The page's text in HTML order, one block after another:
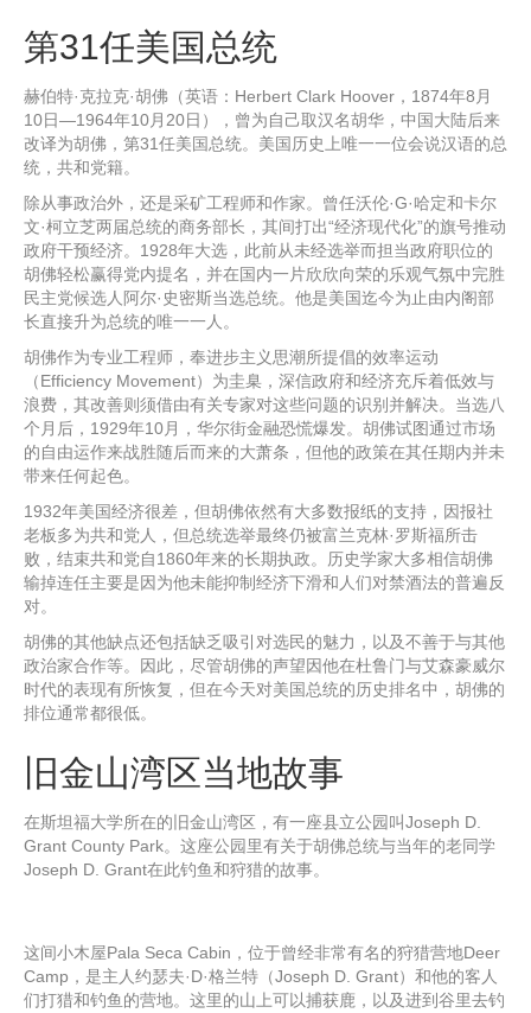
第31任美国总统
赫伯特·克拉克·胡佛（英语：Herbert Clark Hoover，1874年8月
10日—1964年10月20日），曾为自己取汉名胡华，中国大陆后来
改译为胡佛，第31任美国总统。美国历史上唯一一位会说汉语的总
统，共和党籍。
除从事政治外，还是采矿工程师和作家。曾任沃伦·G·哈定和卡尔
文·柯立芝两届总统的商务部长，其间打出“经济现代化”的旗号推动
政府干预经济。1928年大选，此前从未经选举而担当政府职位的
胡佛轻松赢得党内提名，并在国内一片欣欣向荣的乐观气氛中完胜
民主党候选人阿尔·史密斯当选总统。他是美国迄今为止由内阁部
长直接升为总统的唯一一人。
胡佛作为专业工程师，奉进步主义思潮所提倡的效率运动
（Efficiency Movement）为圭臬，深信政府和经济充斥着低效与
浪费，其改善则须借由有关专家对这些问题的识别并解决。当选八
个月后，1929年10月，华尔街金融恐慌爆发。胡佛试图通过市场
的自由运作来战胜随后而来的大萧条，但他的政策在其任期内并未
带来任何起色。
1932年美国经济很差，但胡佛依然有大多数报纸的支持，因报社
老板多为共和党人，但总统选举最终仍被富兰克林·罗斯福所击
败，结束共和党自1860年来的长期执政。历史学家大多相信胡佛
输掉连任主要是因为他未能抑制经济下滑和人们对禁酒法的普遍反
对。
胡佛的其他缺点还包括缺乏吸引对选民的魅力，以及不善于与其他
政治家合作等。因此，尽管胡佛的声望因他在杜鲁门与艾森豪威尔
时代的表现有所恢复，但在今天对美国总统的历史排名中，胡佛的
排位通常都很低。
旧金山湾区当地故事
在斯坦福大学所在的旧金山湾区，有一座县立公园叫Joseph D.
Grant County Park。这座公园里有关于胡佛总统与当年的老同学
Joseph D. Grant在此钓鱼和狩猎的故事。
这间小木屋Pala Seca Cabin，位于曾经非常有名的狩猎营地Deer
Camp，是主人约瑟夫·D·格兰特（Joseph D. Grant）和他的客人
们打猎和钓鱼的营地。这里的山上可以捕获鹿，以及进到谷里去钓